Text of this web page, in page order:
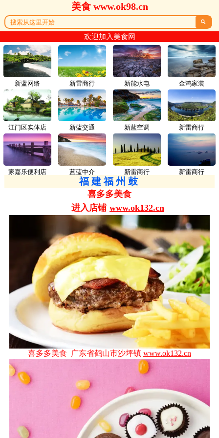
美食 www.ok98.cn

欢迎加入美食网
新蓝网络 新雷商行
江门区实体店 新蓝交通
家嘉乐便利店 蓝蓝中介
新能水电 金鸿家装
新蓝空调 新雷商行
新雷商行 新雷商行
福建福州鼓
喜多多美食
进入店铺 www.ok132.cn
喜多多美食 广东省鹤山市沙坪镇 www.ok132.cn